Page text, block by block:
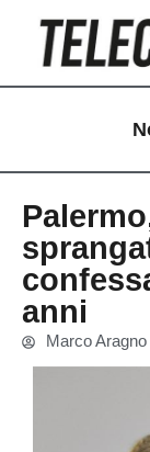
contenuto
anni
Marco Aragno